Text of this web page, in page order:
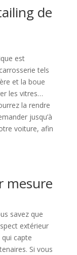
de
est
tels
et la boue
les vitres…
la rendre
jusqu’à
voiture, afin
mesure
savez que
extérieur
capte
Si vous